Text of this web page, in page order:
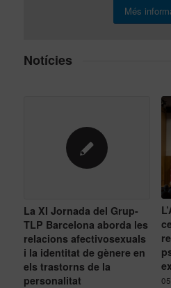
Més
Notícies
La XI Jornada del Grup-
TLP Barcelona aborda les
relacions afectivosexuals
i la identitat de gènere en
els trastorns de la
personalitat